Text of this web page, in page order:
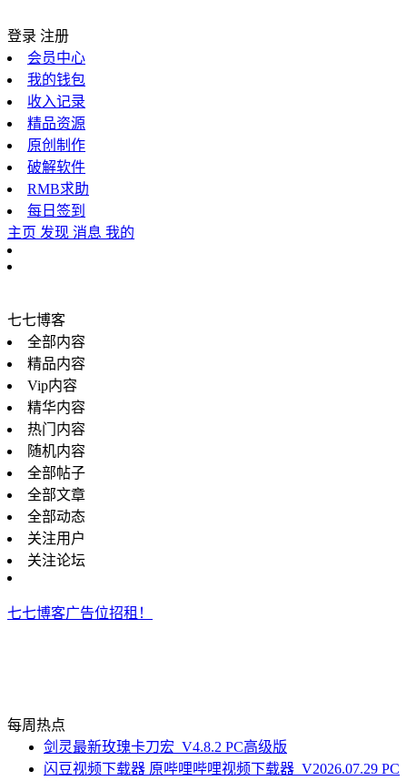
登录 注册
会员中心
我的钱包
收入记录
精品资源
原创制作
破解软件
RMB求助
每日签到
主页 发现 消息 我的
七七博客
全部内容
精品内容
Vip内容
精华内容
热门内容
随机内容
全部帖子
全部文章
全部动态
关注用户
关注论坛
七七博客广告位招租！
每周热点
剑灵最新玫瑰卡刀宏_V4.8.2 PC高级版
闪豆视频下载器 原哔哩哔哩视频下载器_V2026.07.29 PC